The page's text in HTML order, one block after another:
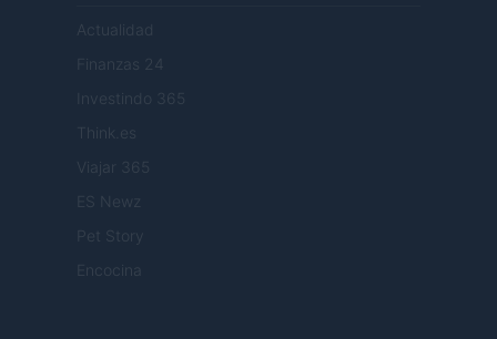
Actualidad
Finanzas 24
Investindo 365
Think.es
Viajar 365
ES Newz
Pet Story
Encocina